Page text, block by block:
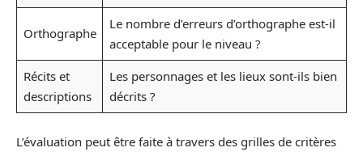
Orthographe
Le nombre d’erreurs d’orthographe est-il
acceptable pour le niveau ?
Récits et
descriptions
Les personnages et les lieux sont-ils bien
décrits ?
L’évaluation peut être faite à travers des grilles de critères